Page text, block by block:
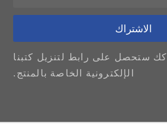
الاشتراك
ستحصل على رابط لتنزيل كتبنا
الإلكترونية الخاصة بالمنتج.